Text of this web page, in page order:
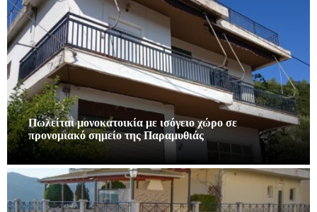
Πωλείται μονοκατοικία με ισόγειο χώρο σε
προνομιακό σημείο της Παραμυθιάς